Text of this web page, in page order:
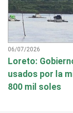
06/07/2026
Loreto:
usados por la
800 mil soles